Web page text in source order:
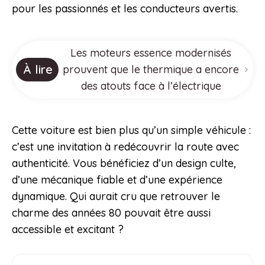
pour les passionnés et les conducteurs avertis.
À lire
Les moteurs essence modernisés
prouvent que le thermique a encore
des atouts face à l’électrique
Cette voiture est bien plus qu’un simple véhicule :
c’est une invitation à redécouvrir la route avec
authenticité. Vous bénéficiez d’un design culte,
d’une mécanique fiable et d’une expérience
dynamique. Qui aurait cru que retrouver le
charme des années 80 pouvait être aussi
accessible et excitant ?